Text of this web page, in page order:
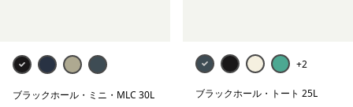
ブラックホール・ミニ・MLC 30L
+2
ブラックホール・トート 25L